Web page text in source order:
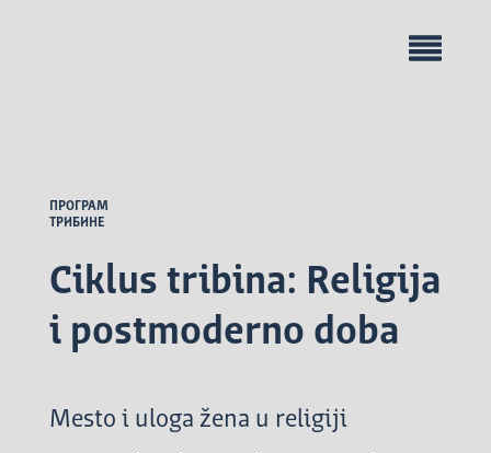
ПРОГРАМ
ТРИБИНЕ
Ciklus tribina: Religija
i postmoderno doba
Mesto i uloga žena u religiji